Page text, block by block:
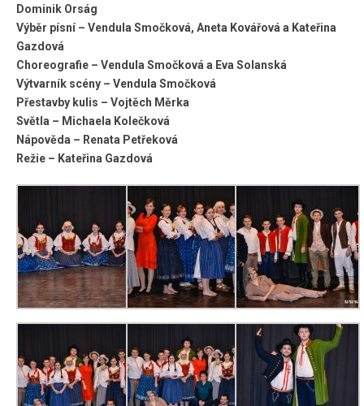
Dominik Orság
Výběr písní – Vendula Smočková, Aneta Kovářová a Kateřina
Gazdová
Choreografie – Vendula Smočková a Eva Solanská
Výtvarník scény – Vendula Smočková
Přestavby kulis – Vojtěch Měrka
Světla – Michaela Kolečková
Nápověda – Renata Petřeková
Režie – Kateřina Gazdová